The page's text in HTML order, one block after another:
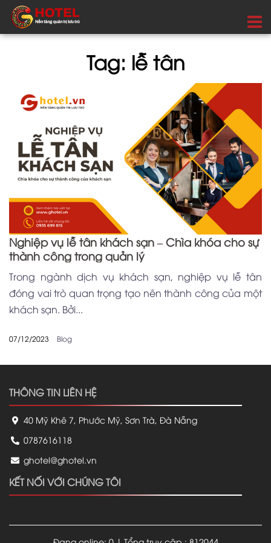
Tag: lễ tân
Nghiệp vụ lễ tân khách sạn – Chìa khóa cho sự
thành công trong quản lý
Trong ngành dịch vụ khách sạn, nghiệp vụ lễ tân
đóng vai trò quan trọng tạo nên thành công của một
khách sạn. Bởi...
07/12/2023 Blog
THÔNG TIN LIÊN HỆ
40 Mỹ Khê 7, Phước Mỹ, Sơn Trà, Đà Nẵng
0787616118
ghotel@ghotel.vn
KẾT NỐI VỚI CHÚNG TÔI